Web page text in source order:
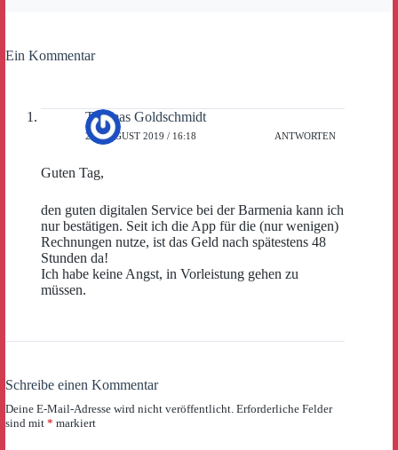
Ein Kommentar
Thomas Goldschmidt
22. AUGUST 2019 / 16:18 ANTWORTEN
Guten Tag,
den guten digitalen Service bei der Barmenia kann ich
nur bestätigen. Seit ich die App für die (nur wenigen)
Rechnungen nutze, ist das Geld nach spätestens 48
Stunden da!
Ich habe keine Angst, in Vorleistung gehen zu
müssen.
Schreibe einen Kommentar
Deine E-Mail-Adresse wird nicht veröffentlicht. Erforderliche Felder
sind mit * markiert